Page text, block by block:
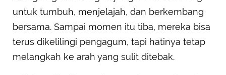
untuk tumbuh, menjelajah, dan berkembang
bersama. Sampai momen itu tiba, mereka bisa
terus dikelilingi pengagum, tapi hatinya tetap
melangkah ke arah yang sulit ditebak.